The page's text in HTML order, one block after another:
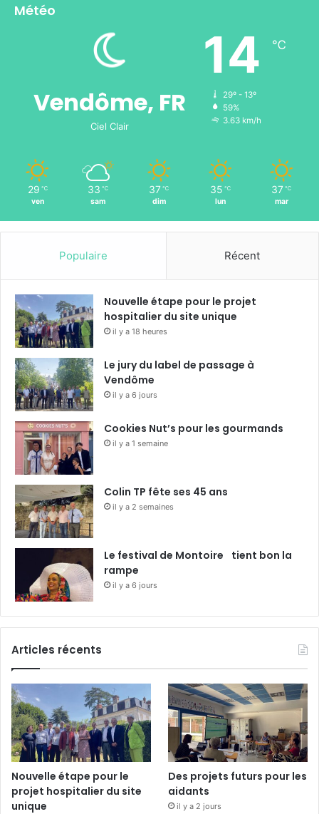
Météo
Vendôme, FR
Ciel Clair
14 ℃
29º - 13º
59%
3.63 km/h
29 ℃
ven
33 ℃
sam
37 ℃
dim
35 ℃
lun
37 ℃
mar
Populaire Récent
Nouvelle étape pour le projet
hospitalier du site unique
il y a 18 heures
Le jury du label de passage à
Vendôme
il y a 6 jours
Cookies Nut’s pour les gourmands
il y a 1 semaine
Colin TP fête ses 45 ans
il y a 2 semaines
Le festival de Montoire tient bon la
rampe
il y a 6 jours
Articles récents
Nouvelle étape pour le
projet hospitalier du site
unique
Des projets futurs pour les
aidants
il y a 2 jours